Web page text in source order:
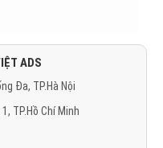
ADS
Đa, TP.Hà Nội
TP.Hồ Chí Minh